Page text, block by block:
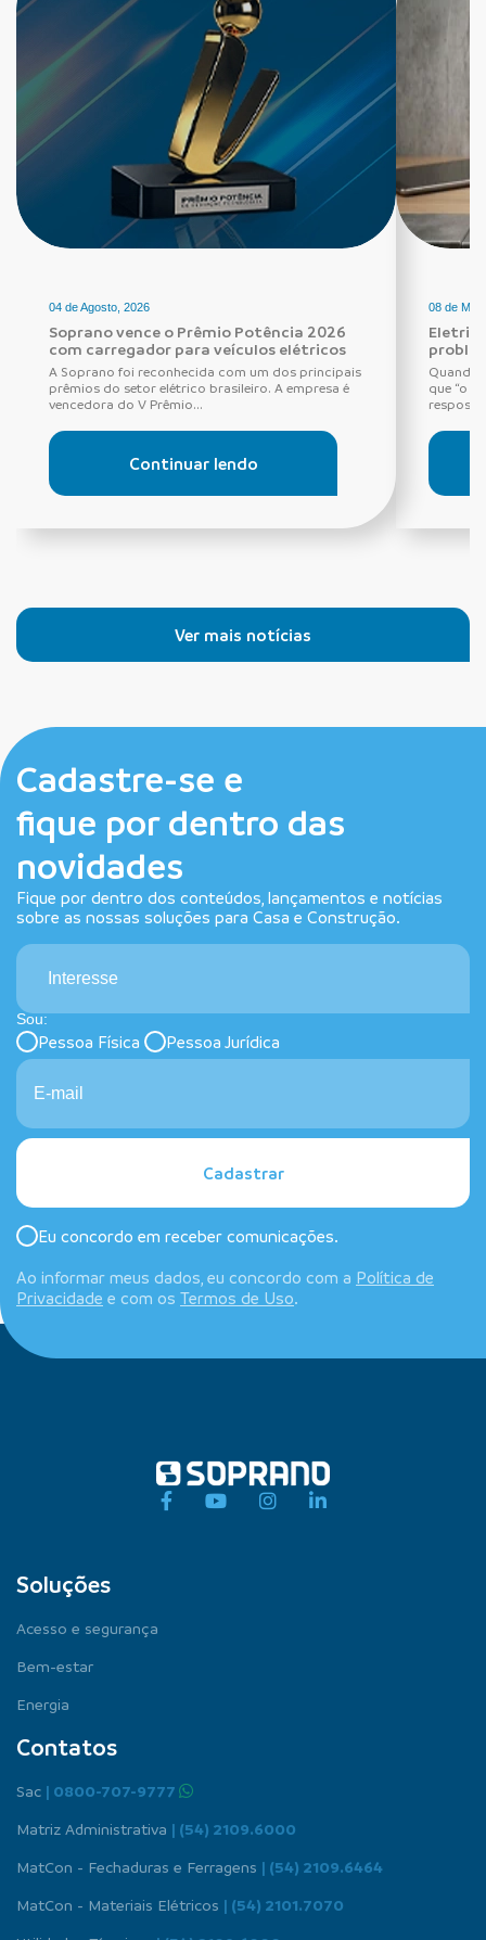
04 de Agosto, 2026
Soprano vence o Prêmio Potência 2026
com carregador para veículos elétricos
A Soprano foi reconhecida com um dos principais
prêmios do setor elétrico brasileiro. A empresa é
vencedora do V Prêmio...
Continuar lendo
08 de
Quando
que “o
resposta
Ver mais notícias
Cadastre-se e
fique por dentro das
novidades
Fique por dentro dos conteúdos, lançamentos e notícias
sobre as nossas soluções para Casa e Construção.
Interesse
Sou:
Pessoa Física Pessoa Jurídica
Cadastrar
Eu concordo em receber comunicações.
Ao informar meus dados, eu concordo com a Política de
Privacidade e com os Termos de Uso.
Soluções
Acesso e segurança
Bem-estar
Energia
Contatos
Sac | 0800-707-9777
Matriz Administrativa | (54) 2109.6000
MatCon - Fechaduras e Ferragens | (54) 2109.6464
MatCon - Materiais Elétricos | (54) 2101.7070